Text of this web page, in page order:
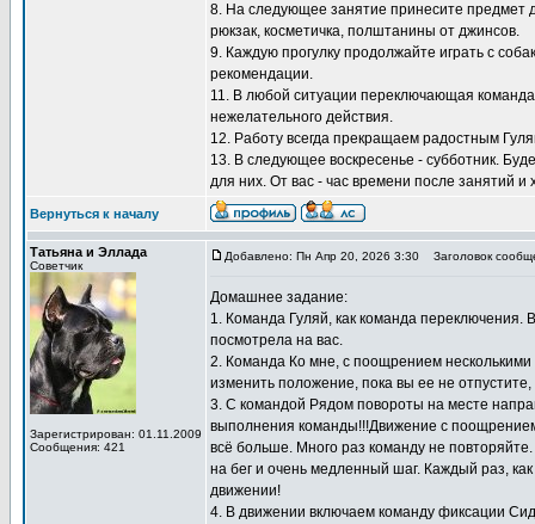
8. На следующее занятие принесите предмет
рюкзак, косметичка, полштанины от джинсов.
9. Каждую прогулку продолжайте играть с
рекомендации.
11. В любой ситуации переключающая
нежелательного действия.
12. Работу всегда прекращаем радостным
13. В следующее воскресенье - субботник.
для них. От вас - час времени после занятий
Вернуться к началу
Татьяна и Эллада
Советчик
Зарегистрирован: 01.11.2009
Сообщения: 421
Добавлено: Пн Апр 20, 2026 3:30 Заголовок
Домашнее задание:
1. Команда Гуляй, как команда переключения.
посмотрела на вас.
2. Команда Ко мне, с поощрением несколькими
изменить положение, пока вы ее не
3. С командой Рядом повороты на месте
выполнения команды!!!Движение с
всё больше. Много раз команду не
на бег и очень медленный шаг. Каждый раз,
движении!
4. В движении включаем команду фиксации